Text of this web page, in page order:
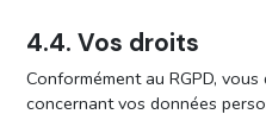
4.4. Vos droits
Conformément au RGPD,
concernant vos données